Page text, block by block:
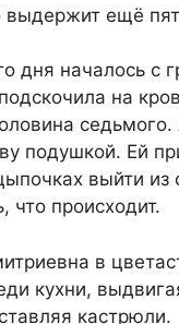
выдержит ещё
дня началось с
на
седьмого.
подушкой. Ей
выйти из
что происходит.
в
кухни,
кастрюли.